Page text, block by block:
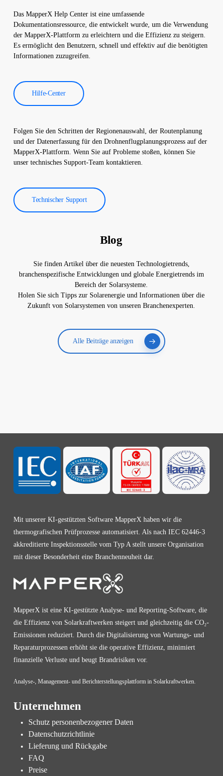
Software verarbeitet und es wird ein umfassender Bericht
erstellt. Diese Berichte werden verwendet, um die Effizienz von
Solarkraftwerken zu verbessern und die Betriebskosten zu
senken.
Das MapperX Help Center ist eine umfassende
Dokumentationsressource, die entwickelt wurde, um die Verwendung
der MapperX-Plattform zu erleichtern und die Effizienz zu steigern.
Es ermöglicht den Benutzern, schnell und effektiv auf die benötigten
Informationen zuzugreifen.
Hilfe-Center
Folgen Sie den Schritten der Regionenauswahl, der Routenplanung
und der Datenerfassung für den Drohnenflugplanungsprozess auf der
MapperX-Plattform. Wenn Sie auf Probleme stoßen, können Sie
unser technisches Support-Team kontaktieren.
Technischer Support
Blog
Sie finden Artikel über die neuesten Technologietrends,
branchenspezifische Entwicklungen und globale Energietrends im
Bereich der Solarsysteme.
Holen Sie sich Tipps zur Solarenergie und Informationen über die
Zukunft von Solarsystemen von unseren Branchenexperten.
Alle Beiträge anzeigen
Mit unserer KI-gestützten Software MapperX haben wir die
thermografischen Prüfprozesse automatisiert. Als nach IEC 62446-3
akkreditierte Inspektionsstelle vom Typ A stellt unsere Organisation
mit dieser Besonderheit eine Branchenneuheit dar.
MapperX ist eine KI-gestützte Analyse- und Reporting-Software, die
die Effizienz von Solarkraftwerken steigert und gleichzeitig die CO₂-
Emissionen reduziert. Durch die Digitalisierung von Wartungs- und
Reparaturprozessen erhöht sie die operative Effizienz, minimiert
finanzielle Verluste und beugt Brandrisiken vor.
Analyse-, Management- und Berichterstellungsplattform in Solarkraftwerken.
Unternehmen
Schutz personenbezogener Daten
Datenschutzrichtlinie
Lieferung und Rückgabe
FAQ
Preise